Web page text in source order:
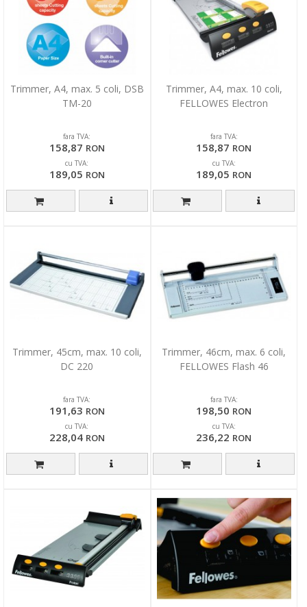
Trimmer, A4, max. 5 coli, DSB
TM-20
fara TVA:
158,87 RON
cu TVA:
189,05 RON
Trimmer, A4, max. 10 coli,
FELLOWES Electron
fara TVA:
158,87 RON
cu TVA:
189,05 RON
Trimmer, 45cm, max. 10 coli,
DC 220
fara TVA:
191,63 RON
cu TVA:
228,04 RON
Trimmer, 46cm, max. 6 coli,
FELLOWES Flash 46
fara TVA:
198,50 RON
cu TVA:
236,22 RON